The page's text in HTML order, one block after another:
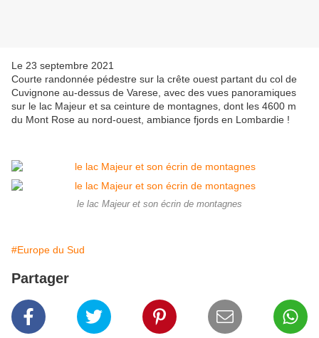
Le 23 septembre 2021
Courte randonnée pédestre sur la crête ouest partant du col de
Cuvignone au-dessus de Varese, avec des vues panoramiques
sur le lac Majeur et sa ceinture de montagnes, dont les 4600 m
du Mont Rose au nord-ouest, ambiance fjords en Lombardie !
le lac Majeur et son écrin de montagnes
#Europe du Sud
Partager